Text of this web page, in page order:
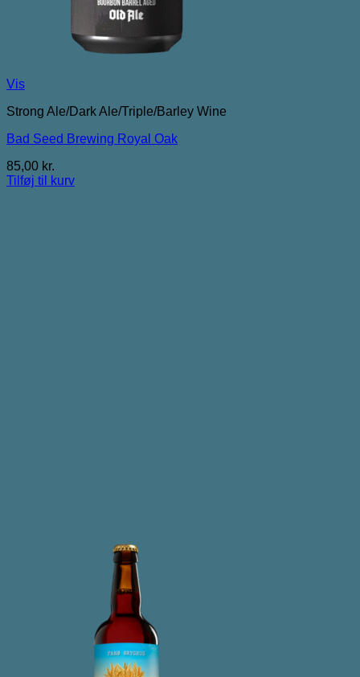
Vis
Strong Ale/Dark Ale/Triple/Barley Wine
Bad Seed Brewing Royal Oak
85,00 kr.
Tilføj til kurv